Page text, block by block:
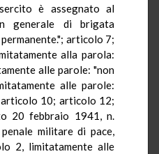
è assegnato al
generale di brigata
articolo 7;
alla parola:
alle parole: "non
alle parole:
10; articolo 12;
20 febbraio 1941, n.
militare di pace,
2, limitatamente alle